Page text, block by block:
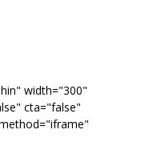
width="300"
cta="false"